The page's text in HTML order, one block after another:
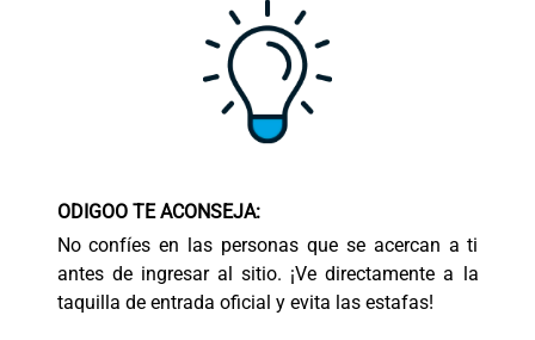
ODIGOO TE ACONSEJA:
No confíes en las personas que se acercan a ti
antes de ingresar al sitio. ¡Ve directamente a la
taquilla de entrada oficial y evita las estafas!